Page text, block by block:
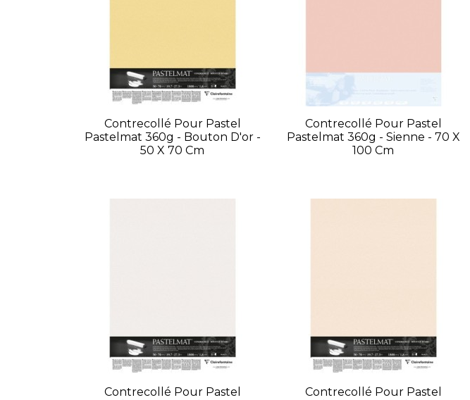
Contrecollé Pour Pastel
Pastelmat 360g - Bouton D'or -
50 X 70 Cm
Contrecollé Pour Pastel
Pastelmat 360g - Sienne - 70 X
100 Cm
Contrecollé Pour Pastel
Contrecollé Pour Pastel